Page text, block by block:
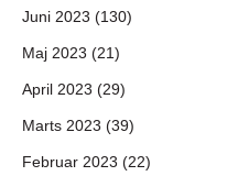
Juni 2023 (130)
Maj 2023 (21)
April 2023 (29)
Marts 2023 (39)
Februar 2023 (22)